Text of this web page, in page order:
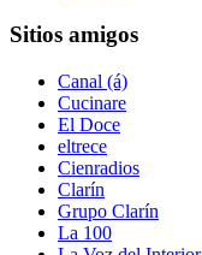
Sitios amigos
Canal (á)
Cucinare
El Doce
eltrece
Cienradios
Clarín
Grupo Clarín
La 100